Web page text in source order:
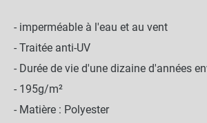
- imperméable à l'eau et au vent
- Traitée anti-UV
- Durée de vie d'une dizaine d'années
- 195g/m²
- Matière : Polyester